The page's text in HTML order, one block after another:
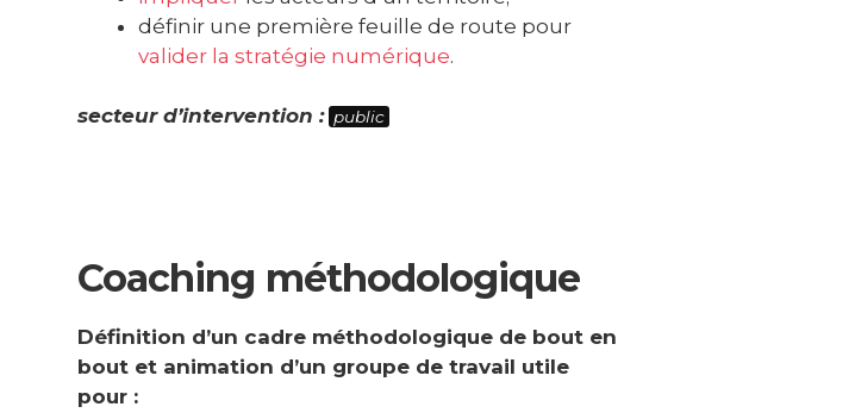
définir une première feuille de route pour
valider la stratégie numérique.
secteur d’intervention : public
Coaching méthodologique
Définition d’un cadre méthodologique de bout en
bout et animation d’un groupe de travail utile
pour :